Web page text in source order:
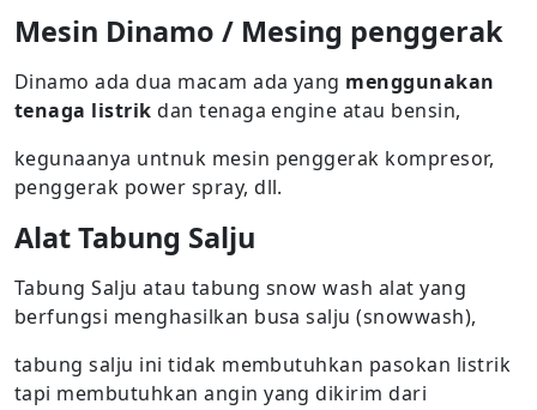
Mesin Dinamo / Mesing penggerak
Dinamo ada dua macam ada yang menggunakan
tenaga listrik dan tenaga engine atau bensin,
kegunaanya untnuk mesin penggerak kompresor,
penggerak power spray, dll.
Alat Tabung Salju
Tabung Salju atau tabung snow wash alat yang
berfungsi menghasilkan busa salju (snowwash),
tabung salju ini tidak membutuhkan pasokan listrik
tapi membutuhkan angin yang dikirim dari